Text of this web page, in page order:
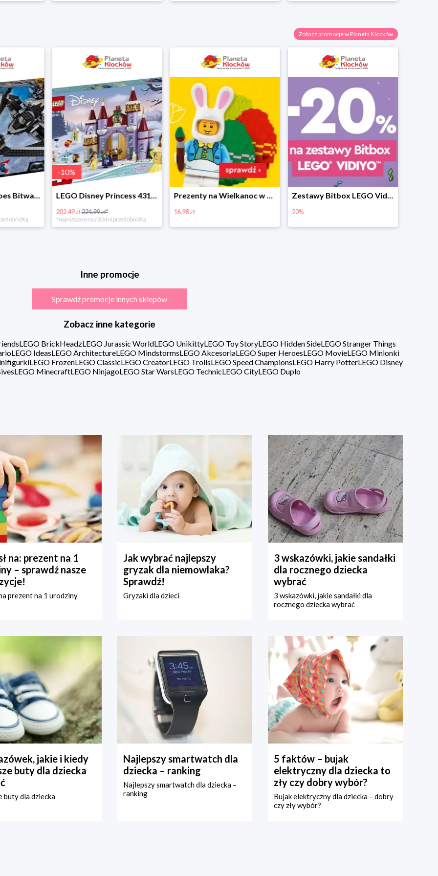
Zobacz promocje w Planeta Klocków
LEGO Super Heroes Bitwa powietrzna w super cenie
obniżką
-10%
LEGO Disney Princess 43180 Zimowe święto w zamku Belli
202.49 zł224.99 zł*
*najniższa cena z 30 dni przed obniżką
Prezenty na Wielkanoc w Planecie Klocków od 16,99 zł
16.98 zł
Zestawy Bitbox LEGO Vidiyo w Planecie Klocków -20%
20%
Inne promocje
Sprawdź promocje innych sklepów
Zobacz inne kategorie
LEGO BrickHeadzLEGO Jurassic WorldLEGO UnikittyLEGO Toy StoryLEGO Hidden SideLEGO Stranger Things
LEGO IdeasLEGO ArchitectureLEGO MindstormsLEGO AkcesoriaLEGO Super HeroesLEGO MovieLEGO Minionki
LEGO FrozenLEGO ClassicLEGO CreatorLEGO TrollsLEGO Speed ChampionsLEGO Harry PotterLEGO Disney
LEGO MinecraftLEGO NinjagoLEGO Star WarsLEGO TechnicLEGO CityLEGO Duplo
na: prezent na 1
– sprawdź nasze
prezent na 1 urodziny
Jak wybrać najlepszy
gryzak dla niemowlaka?
Sprawdź!
Gryzaki dla dzieci
3 wskazówki, jakie sandałki
dla rocznego dziecka
wybrać
3 wskazówki, jakie sandałki dla
rocznego dziecka wybrać
jakie i kiedy
buty dla dziecka
buty dla dziecka
Najlepszy smartwatch dla
dziecka – ranking
Najlepszy smartwatch dla dziecka –
ranking
5 faktów – bujak
elektryczny dla dziecka to
zły czy dobry wybór?
Bujak elektryczny dla dziecka – dobry
czy zły wybór?